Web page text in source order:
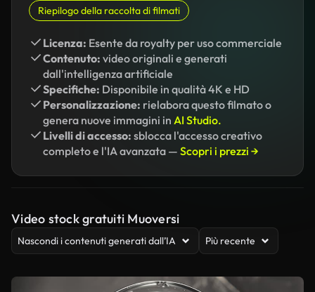
Riepilogo della raccolta di filmati
Licenza: Esente da royalty per uso commerciale
Contenuto: video originali e generati
dall'intelligenza artificiale
Specifiche: Disponibile in qualità 4K e HD
Personalizzazione: rielabora questo filmato o
genera nuove immagini in AI Studio.
Livelli di accesso: sblocca l'accesso creativo
completo e l'IA avanzata — Scopri i prezzi →
Video stock gratuiti Muoversi
Nascondi i contenuti generati dall’IA Più recente